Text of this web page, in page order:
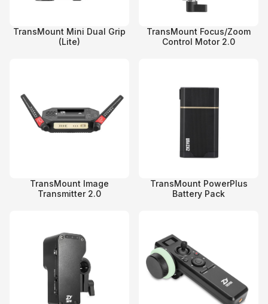
TransMount Mini Dual Grip
(Lite)
TransMount Focus/Zoom
Control Motor 2.0
TransMount Image
Transmitter 2.0
TransMount PowerPlus
Battery Pack